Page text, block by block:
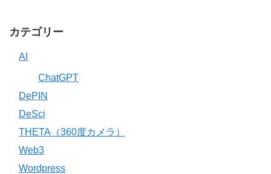
カテゴリー
AI
ChatGPT
DePIN
DeSci
THETA（360度カメラ）
Web3
Wordpress